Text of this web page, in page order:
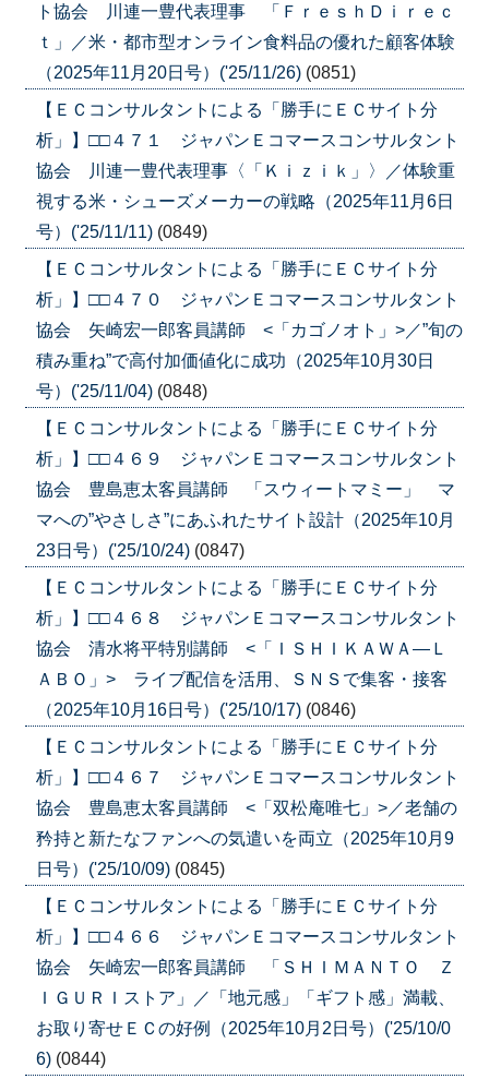
ト協会 川連一豊代表理事 「ＦｒｅｓｈＤｉｒｅｃ
ｔ」／米・都市型オンライン食料品の優れた顧客体験
（2025年11月20日号）('25/11/26) (0851)
【ＥＣコンサルタントによる「勝手にＥＣサイト分
析」】□□４７１ ジャパンＥコマースコンサルタント
協会 川連一豊代表理事〈「Ｋｉｚｉｋ」〉／体験重
視する米・シューズメーカーの戦略（2025年11月6日
号）('25/11/11) (0849)
【ＥＣコンサルタントによる「勝手にＥＣサイト分
析」】□□４７０ ジャパンＥコマースコンサルタント
協会 矢崎宏一郎客員講師 <「カゴノオト」>／”旬の
積み重ね”で高付加価値化に成功（2025年10月30日
号）('25/11/04) (0848)
【ＥＣコンサルタントによる「勝手にＥＣサイト分
析」】□□４６９ ジャパンＥコマースコンサルタント
協会 豊島恵太客員講師 「スウィートマミー」 マ
マへの”やさしさ”にあふれたサイト設計（2025年10月
23日号）('25/10/24) (0847)
【ＥＣコンサルタントによる「勝手にＥＣサイト分
析」】□□４６８ ジャパンＥコマースコンサルタント
協会 清水将平特別講師 <「ＩＳＨＩＫＡＷＡ―Ｌ
ＡＢＯ」> ライブ配信を活用、ＳＮＳで集客・接客
（2025年10月16日号）('25/10/17) (0846)
【ＥＣコンサルタントによる「勝手にＥＣサイト分
析」】□□４６７ ジャパンＥコマースコンサルタント
協会 豊島恵太客員講師 <「双松庵唯七」>／老舗の
矜持と新たなファンへの気遣いを両立（2025年10月9
日号）('25/10/09) (0845)
【ＥＣコンサルタントによる「勝手にＥＣサイト分
析」】□□４６６ ジャパンＥコマースコンサルタント
協会 矢崎宏一郎客員講師 「ＳＨＩＭＡＮＴＯ Ｚ
ＩＧＵＲＩストア」／「地元感」「ギフト感」満載、
お取り寄せＥＣの好例（2025年10月2日号）('25/10/0
6) (0844)